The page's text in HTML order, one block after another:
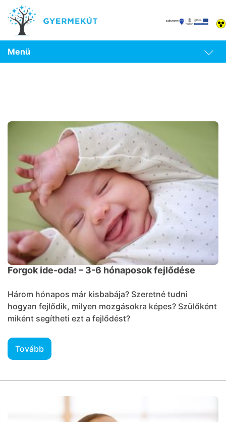
Menü
Forgok ide-oda! – 3-6 hónaposok fejlődése
Három hónapos már kisbabája? Szeretné tudni
hogyan fejlődik, milyen mozgásokra képes? Szülőként
miként segítheti ezt a fejlődést?
Tovább